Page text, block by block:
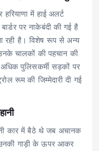
में हाई अलर्ट
पर नाकेबंदी की गई है
रही है। विशेष रूप से अन्य
चालकों की पहचान की
पुलिसकर्मी सड़कों पर
रूम की जिम्मेदारी दी गई
कार में बैठे थे जब अचानक
गाड़ी के ऊपर आकर